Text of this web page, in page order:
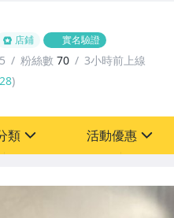
店鋪 實名驗證
粉絲數 70
3小時前上線
28)
類 活動優惠